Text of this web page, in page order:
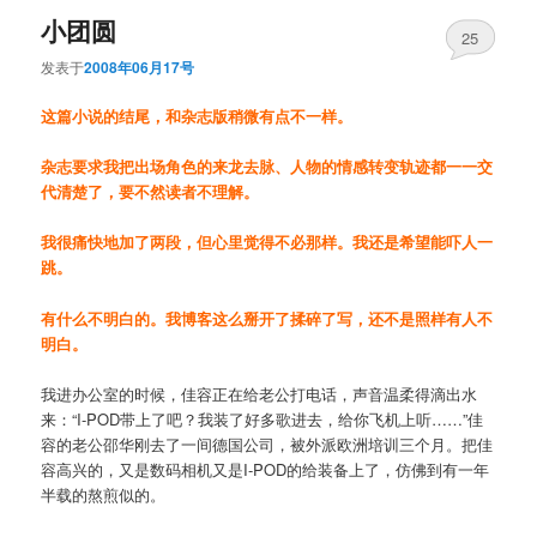
小团圆
发表于2008年06月17号
25
这篇小说的结尾，和杂志版稍微有点不一样。
杂志要求我把出场角色的来龙去脉、人物的情感转变轨迹都一一交
代清楚了，要不然读者不理解。
我很痛快地加了两段，但心里觉得不必那样。我还是希望能吓人一
跳。
有什么不明白的。我博客这么掰开了揉碎了写，还不是照样有人不
明白。
我进办公室的时候，佳容正在给老公打电话，声音温柔得滴出水
来：“I-POD带上了吧？我装了好多歌进去，给你飞机上听……”佳
容的老公邵华刚去了一间德国公司，被外派欧洲培训三个月。把佳
容高兴的，又是数码相机又是I-POD的给装备上了，仿佛到有一年
半载的熬煎似的。